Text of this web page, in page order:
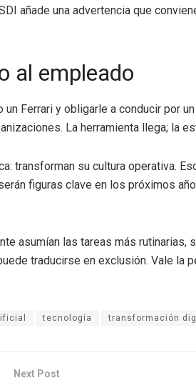
añade una advertencia que
al empleado
Ferrari y obligarle a conducir por
La herramienta llega; la
transforman su cultura operativa.
figuras clave en los próximos
asumían las tareas más
traducirse en exclusión. Vale la
tecnología transformación
Next Post